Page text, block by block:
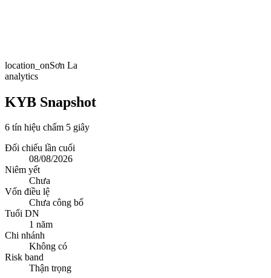
location_onSơn La
analytics
KYB Snapshot
6 tín hiệu chấm 5 giây
Đối chiếu lần cuối
08/08/2026
Niêm yết
Chưa
Vốn điều lệ
Chưa công bố
Tuổi DN
1 năm
Chi nhánh
Không có
Risk band
Thận trọng